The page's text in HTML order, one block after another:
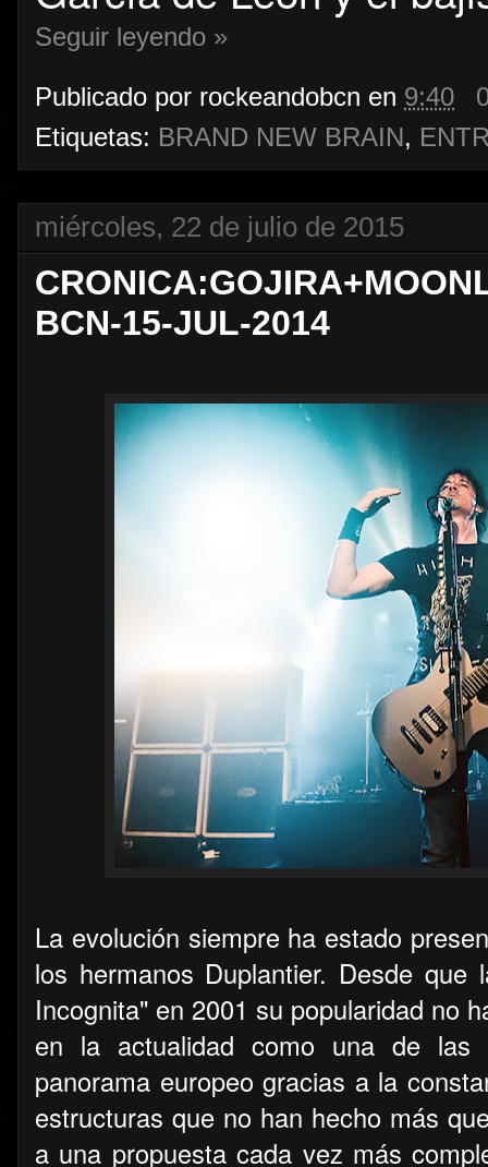
Seguir leyendo »
Publicado por rockeandobcn en 9:40
Etiquetas: BRAND NEW BRAIN,
miércoles, 22 de julio de 2015
BCN-15-JUL-2014
La evolución siempre ha estado
los hermanos Duplantier. Desde
Incognita" en 2001 su popularidad no
en la actualidad como una de las
panorama europeo gracias a la
estructuras que no han hecho más
a una propuesta cada vez más